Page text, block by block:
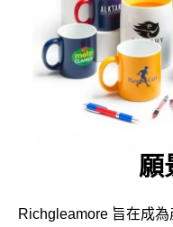
願
Richgleamore 旨在成